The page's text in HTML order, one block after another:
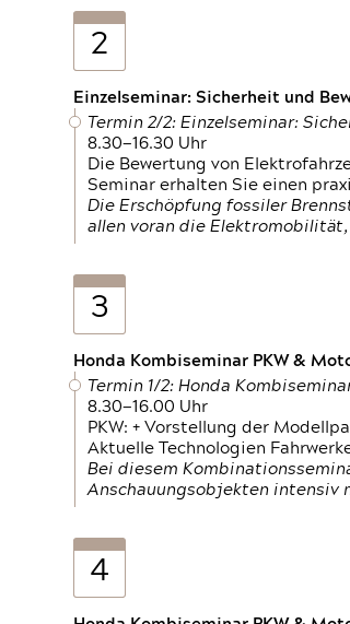
2
Einzelseminar: Sicherheit und
Termin 2/2: Einzelseminar:
8.30—16.30 Uhr
Die Bewertung von
Seminar erhalten Sie einen
Die Erschöpfung fossiler
allen voran die
3
Honda Kombiseminar PKW &
Termin 1/2: Honda
8.30—16.00 Uhr
PKW: + Vorstellung der
Aktuelle Technologien
Bei diesem
Anschauungsobjekten intensiv
4